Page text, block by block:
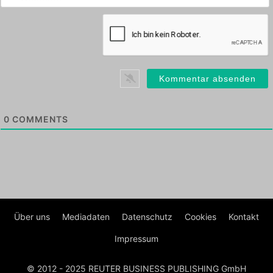
0 COMMENTS
Über uns Mediadaten Datenschutz Cookies Kontakt
Impressum
© 2012 - 2025 REUTER BUSINESS PUBLISHING GmbH